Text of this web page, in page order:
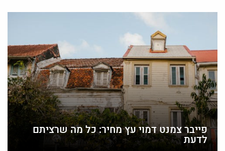
פייבר צמנט דמוי עץ מחיר: כל מה שרציתם
לדעת